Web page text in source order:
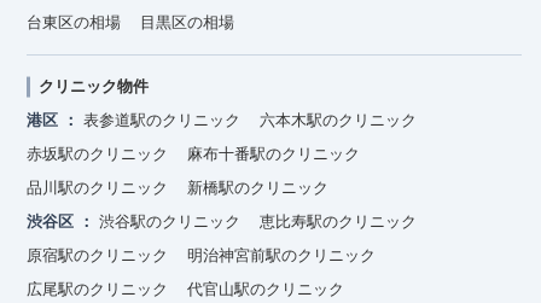
台東区の相場
目黒区の相場
クリニック物件
港区
表参道駅のクリニック
六本木駅のクリニック
赤坂駅のクリニック
麻布十番駅のクリニック
品川駅のクリニック
新橋駅のクリニック
渋谷区
渋谷駅のクリニック
恵比寿駅のクリニック
原宿駅のクリニック
明治神宮前駅のクリニック
広尾駅のクリニック
代官山駅のクリニック